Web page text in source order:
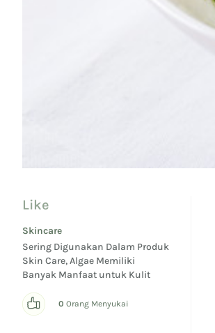
Like
Skincare
Sering Digunakan Dalam Produk
Skin Care, Algae Memiliki
Banyak Manfaat untuk Kulit
0 Orang Menyukai